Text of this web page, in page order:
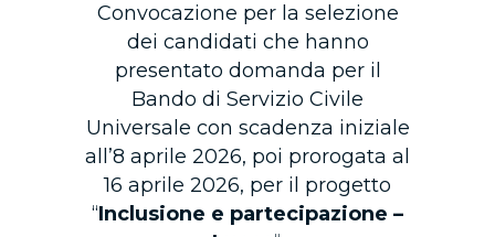
Convocazione per la selezione
dei candidati che hanno
presentato domanda per il
Bando di Servizio Civile
Universale con scadenza iniziale
all’8 aprile 2026, poi prorogata al
16 aprile 2026, per il progetto
“Inclusione e partecipazione –